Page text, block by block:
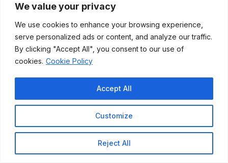
We value your privacy
We use cookies to enhance your browsing experience,
serve personalized ads or content, and analyze our traffic.
By clicking "Accept All", you consent to our use of
cookies. Cookie Policy
Customize
Reject All
Accept All
Aviso legal
Políticas de privacidad
Cookies